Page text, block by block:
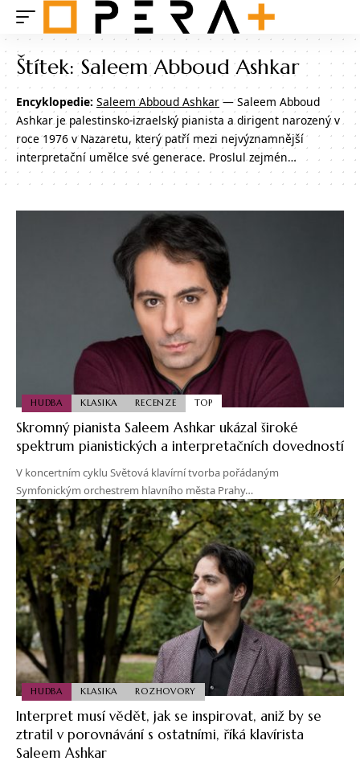
Štítek:Saleem Abboud Ashkar
Encyklopedie: Saleem Abboud Ashkar— Saleem Abboud
Ashkar je palestinsko-izraelský pianista a dirigent narozený v
roce 1976 v Nazaretu, který patří mezi nejvýznamnější
interpretační umělce své generace. Proslul zejmén…
HUDBA KLASIKA RECENZE TOP
Skromný pianista Saleem Ashkar ukázal široké
spektrum pianistických a interpretačních dovedností
V koncertním cyklu Světová klavírní tvorba pořádaným
Symfonickým orchestrem hlavního města Prahy…
HUDBA KLASIKA ROZHOVORY
Interpret musí vědět, jak se inspirovat, aniž by se
ztratil v porovnávání s ostatními, říká klavírista
Saleem Ashkar